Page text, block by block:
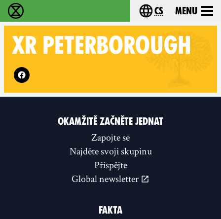
Rebelie proti vyhynutí - Home Choose your
cs Menu
XR PETERBOROUGH
Follow XR Peterborough on
OKAMŽITĚ ZAČNĚTE JEDNAT
Zapojte se
Najděte svoji skupinu
Přispějte
Global newsletter
FAKTA